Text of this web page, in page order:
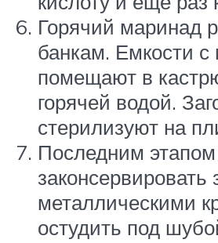
Горячий маринад
банкам. Емкости
помещают в
горячей водой.
стерилизуют на
Последним этапом
законсервировать
металлическими
остудить под